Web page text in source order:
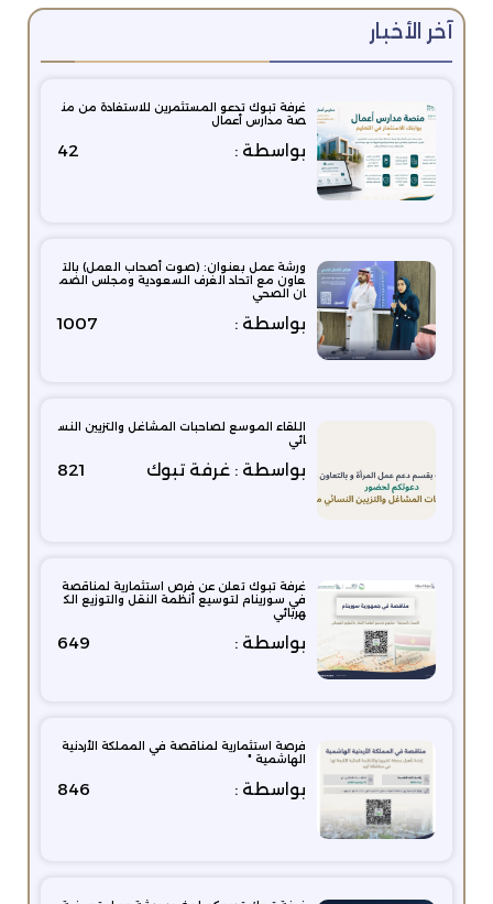
آخر الأخبار
غرفة تبوك تدعو المستثمرين للاستفادة من من
صة مدارس أعمال
بواسطة : 42
ورشة عمل بعنوان: (صوت أصحاب العمل) بالت
عاون مع اتحاد الغرف السعودية ومجلس الضم
ان الصحي
بواسطة : 1007
اللقاء الموسع لصاحبات المشاغل والتزيين النس
ائي
بواسطة : غرفة تبوك 821
غرفة تبوك تعلن عن فرص استثمارية لمناقصة
في سورينام لتوسيع أنظمة النقل والتوزيع الك
هربائي
بواسطة : 649
فرصة استثمارية لمناقصة في المملكة الأردنية
الهاشمية "
بواسطة : 846